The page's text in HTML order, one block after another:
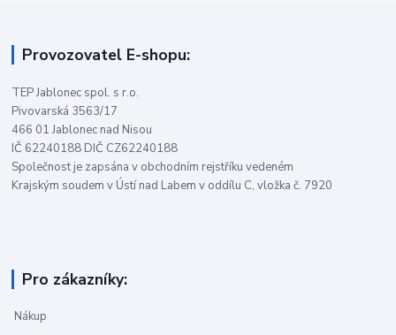
Provozovatel E-shopu:
TEP Jablonec spol. s r.o.
Pivovarská 3563/17
466 01 Jablonec nad Nisou
IČ 62240188 DIČ CZ62240188
Společnost je zapsána v obchodním rejstříku vedeném
Krajským soudem v Ústí nad Labem v oddílu C, vložka č. 7920
Pro zákazníky:
Nákup